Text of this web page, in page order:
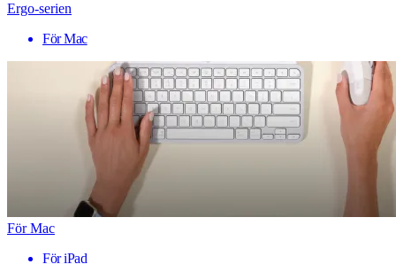
Ergo-serien
För Mac
För Mac
För iPad